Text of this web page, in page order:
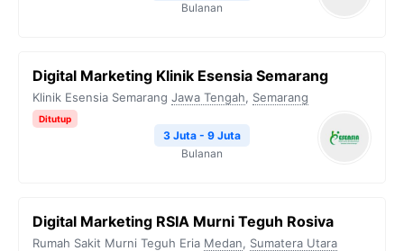
Bulanan
Digital Marketing Klinik Esensia Semarang
Klinik Esensia Semarang Jawa Tengah, Semarang
Ditutup
3 Juta - 9 Juta
Bulanan
Digital Marketing RSIA Murni Teguh Rosiva
Rumah Sakit Murni Teguh Eria Medan, Sumatera Utara